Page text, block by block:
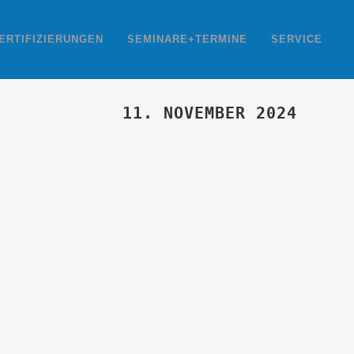
SEMINARE+TERMINE SERVICE
11. NOVEMBER 2024